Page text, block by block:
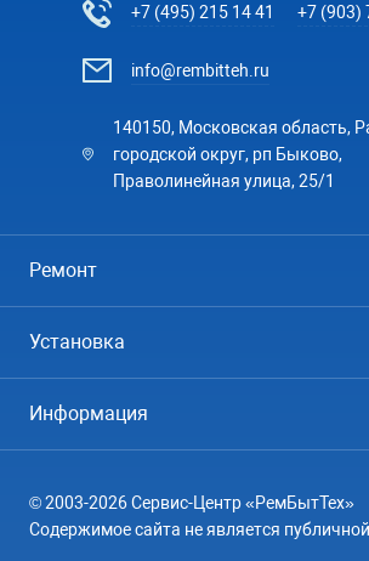
+7 (495) 215 14 41 +7 (903)
info@rembitteh.ru
140150, Московская область,
городской округ, рп Быково,
Праволинейная улица, 25/1
Ремонт
Посудомоечные машины
Кондиционеры
Установка
Кондиционеры
Информация
География
© 2003-2026 Сервис-Центр «РемБытТех»
Содержимое сайта не является